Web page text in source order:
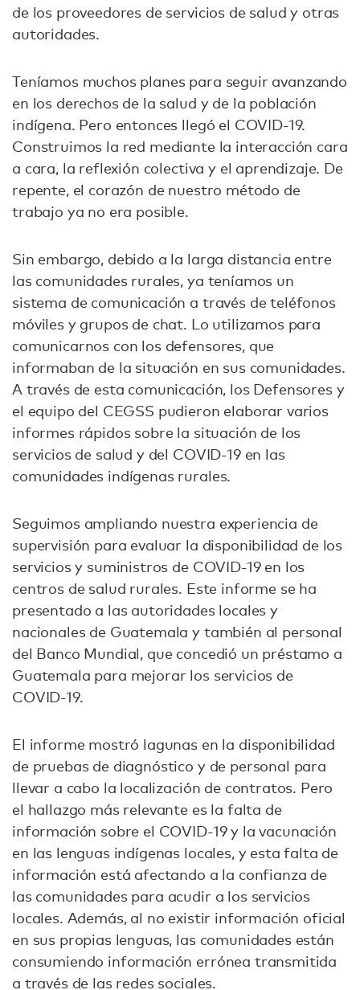
de los proveedores de servicios de salud y otras
autoridades.
Teníamos muchos planes para seguir avanzando
en los derechos de la salud y de la población
indígena. Pero entonces llegó el COVID-19.
Construimos la red mediante la interacción cara
a cara, la reflexión colectiva y el aprendizaje. De
repente, el corazón de nuestro método de
trabajo ya no era posible.
Sin embargo, debido a la larga distancia entre
las comunidades rurales, ya teníamos un
sistema de comunicación a través de teléfonos
móviles y grupos de chat. Lo utilizamos para
comunicarnos con los defensores, que
informaban de la situación en sus comunidades.
A través de esta comunicación, los Defensores y
el equipo del CEGSS pudieron elaborar varios
informes rápidos sobre la situación de los
servicios de salud y del COVID-19 en las
comunidades indígenas rurales.
Seguimos ampliando nuestra experiencia de
supervisión para evaluar la disponibilidad de los
servicios y suministros de COVID-19 en los
centros de salud rurales. Este informe se ha
presentado a las autoridades locales y
nacionales de Guatemala y también al personal
del Banco Mundial, que concedió un préstamo a
Guatemala para mejorar los servicios de
COVID-19.
El informe mostró lagunas en la disponibilidad
de pruebas de diagnóstico y de personal para
llevar a cabo la localización de contratos. Pero
el hallazgo más relevante es la falta de
información sobre el COVID-19 y la vacunación
en las lenguas indígenas locales, y esta falta de
información está afectando a la confianza de
las comunidades para acudir a los servicios
locales. Además, al no existir información oficial
en sus propias lenguas, las comunidades están
consumiendo información errónea transmitida
a través de las redes sociales.